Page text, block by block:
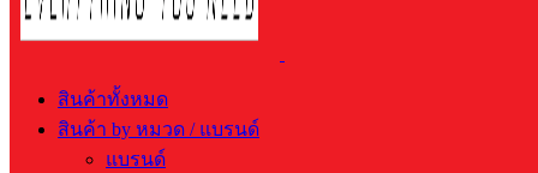
สินค้าทั้งหมด
สินค้า by หมวด / แบรนด์
แบรนด์